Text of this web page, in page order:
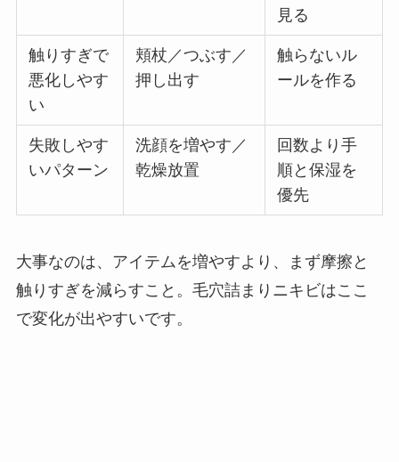
見る
触りすぎで
悪化しやす
い
頬杖／つぶす／
押し出す
触らないル
ールを作る
失敗しやす
いパターン
洗顔を増やす／
乾燥放置
回数より手
順と保湿を
優先
大事なのは、アイテムを増やすより、まず摩擦と
触りすぎを減らすこと。毛穴詰まりニキビはここ
で変化が出やすいです。